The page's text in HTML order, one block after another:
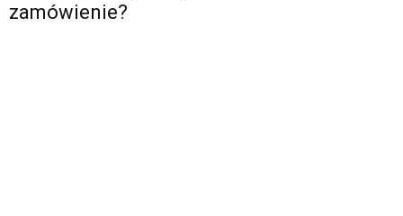
zamówienie?